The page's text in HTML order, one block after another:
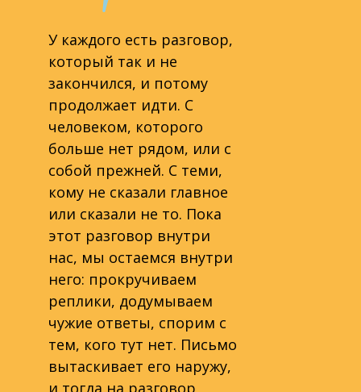
У каждого есть разговор,
который так и не
закончился, и потому
продолжает идти. С
человеком, которого
больше нет рядом, или с
собой прежней. С теми,
кому не сказали главное
или сказали не то. Пока
этот разговор внутри
нас, мы остаемся внутри
него: прокручиваем
реплики, додумываем
чужие ответы, спорим с
тем, кого тут нет. Письмо
вытаскивает его наружу,
и тогда на разговор